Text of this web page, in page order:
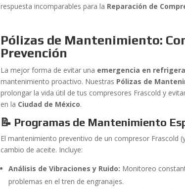
respuesta incomparables para la Reparación de
Pólizas de Mantenimiento:
Prevención
La mejor forma de evitar una emergencia en
mantenimiento proactivo. Nuestras Pólizas de
prolongar la vida útil de tus compresores Frascold y
en la Ciudad de México.
📝 Programas de Mantenimiento
El mantenimiento preventivo de un compresor Frascold
cambio de aceite. Incluye:
Análisis de Vibraciones y Ruido: Monitoreo
problemas en el tren de engranajes.